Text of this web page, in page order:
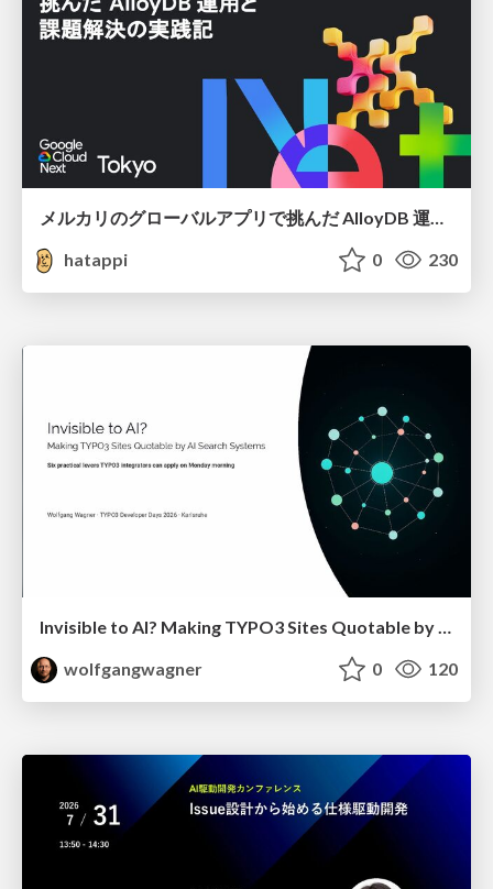
hatappi
0 230
Invisible to AI? Making TYPO3 Sites Quotable by AI Search Systems
wolfgangwagner
0 120